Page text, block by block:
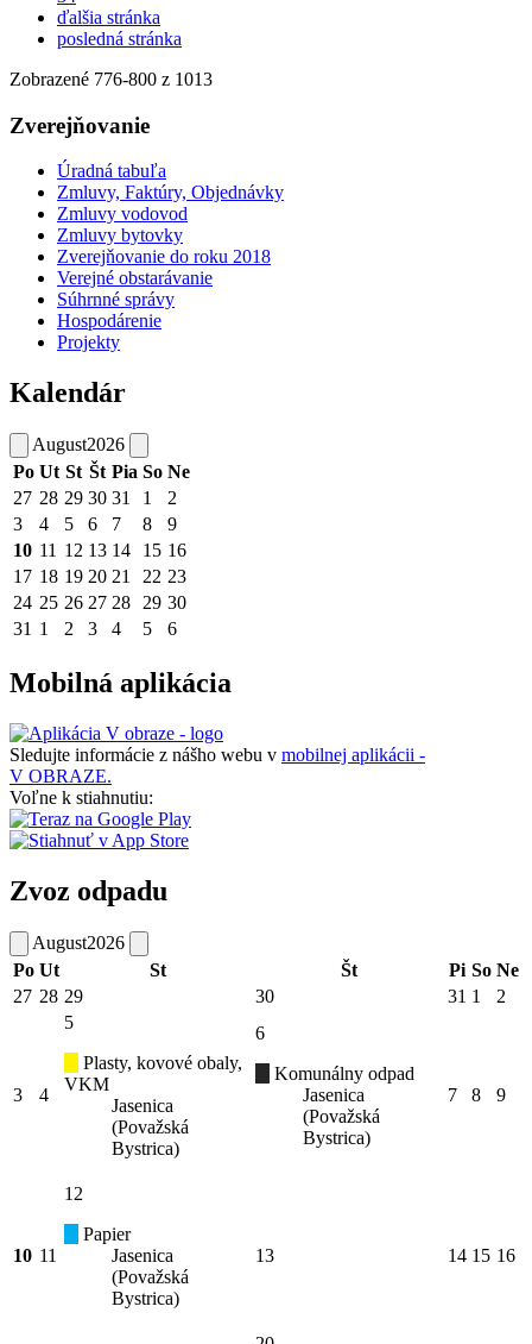
ďalšia stránka
posledná stránka
Zobrazené 776-800 z 1013
Zverejňovanie
Úradná tabuľa
Zmluvy, Faktúry, Objednávky
Zmluvy vodovod
Zmluvy bytovky
Zverejňovanie do roku 2018
Verejné obstarávanie
Súhrnné správy
Hospodárenie
Projekty
Kalendár
August2026
Po Ut St Št Pia So Ne
27 28 29 30 31 1
2
3
4 5 6 7 8
9
10 11 12 13 14 15 16
17 18 19 20 21 22 23
24 25 26 27 28 29 30
31 1 2 3 4 5 6
Mobilná aplikácia
Sledujte informácie z nášho webu v mobilnej aplikácii -
V OBRAZE.
Voľne k stiahnutiu:
Zvoz odpadu
August2026
Po Ut St Št Pi So Ne
27 28 29 30 31 1 2
3 4
5
Plasty, kovové obaly,
VKM
Jasenica
(Považská
Bystrica)
6
Komunálny odpad
Jasenica
(Považská
Bystrica)
7 8 9
10 11
12
Papier
Jasenica
(Považská
Bystrica)
13 14 15 16